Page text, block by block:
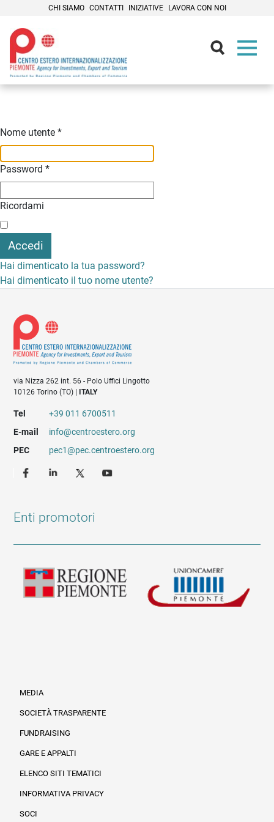
CHI SIAMO CONTATTI INIZIATIVE LAVORA CON NOI
Nome utente *
Password *
Ricordami
Accedi
Hai dimenticato la tua password?
Hai dimenticato il tuo nome utente?
via Nizza 262 int. 56 - Polo Uffici Lingotto
10126 Torino (TO) |
ITALY
Tel
+39 011 6700511
E-mail
info@centroestero.org
PEC
pec1@pec.centroestero.org
Enti promotori
MEDIA
SOCIETÀ TRASPARENTE
FUNDRAISING
GARE E APPALTI
ELENCO SITI TEMATICI
INFORMATIVA PRIVACY
SOCI